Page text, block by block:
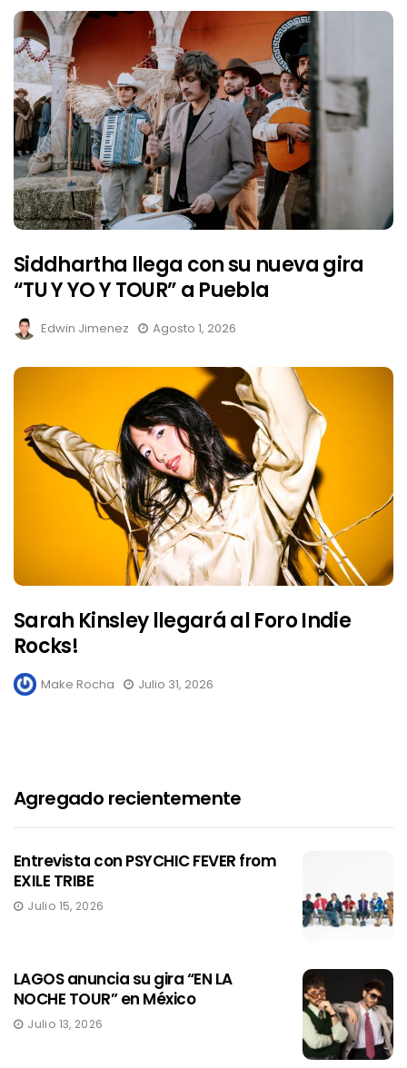
Siddhartha llega con su nueva gira
“TU Y YO Y TOUR” a Puebla
Edwin Jimenez Agosto 1, 2026
Sarah Kinsley llegará al Foro Indie
Rocks!
Make Rocha Julio 31, 2026
Agregado recientemente
Entrevista con PSYCHIC FEVER from
EXILE TRIBE
Julio 15, 2026
LAGOS anuncia su gira “EN LA
NOCHE TOUR” en México
Julio 13, 2026